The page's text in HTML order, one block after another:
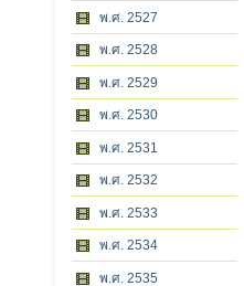
พ.ศ. 2527
พ.ศ. 2528
พ.ศ. 2529
พ.ศ. 2530
พ.ศ. 2531
พ.ศ. 2532
พ.ศ. 2533
พ.ศ. 2534
พ.ศ. 2535